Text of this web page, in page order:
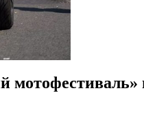
мотофестиваль»